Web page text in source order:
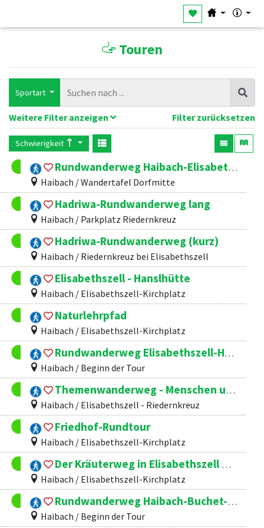
Touren
Sportart
Weitere Filter anzeigen Filter zurücksetzen
Schwierigkeit
Rundwanderweg Haibach-Elisabethszell - Route 1
Haibach / Wandertafel Dorfmitte
Hadriwa-Rundwanderweg lang
Haibach / Parkplatz Riedernkreuz
Hadriwa-Rundwanderweg (kurz)
Haibach / Riedernkreuz bei Elisabethszell
Elisabethszell - Hanslhütte
Haibach / Elisabethszell-Kirchplatz
Naturlehrpfad
Haibach / Elisabethszell-Kirchplatz
Rundwanderweg Elisabethszell-Haibach -rote1-
Haibach / Beginn der Tour
Themenwanderweg - Menschen und ihre Heimat
Haibach / Elisabethszell - Riedernkreuz
Friedhof-Rundtour
Haibach / Elisabethszell-Kirchplatz
Der Kräuterweg in Elisabethszell Nr. 13
Haibach / Elisabethszell-Kirchplatz
Rundwanderweg Haibach-Buchet-Semmersdorf Nr. 4a
Haibach / Beginn der Tour